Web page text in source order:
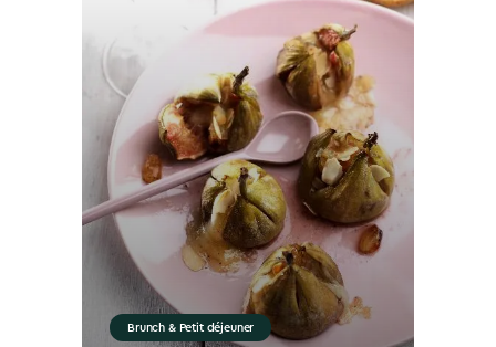
Brunch & Petit déjeuner